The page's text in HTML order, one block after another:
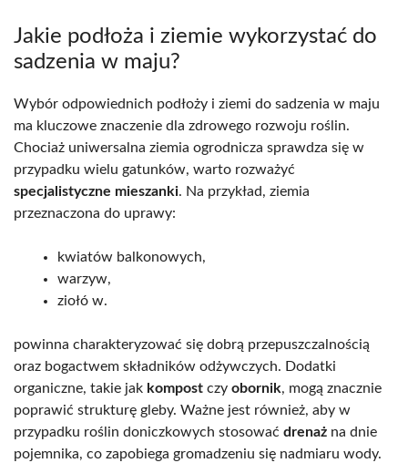
Jakie podłoża i ziemie wykorzystać do
sadzenia w maju?
Wybór odpowiednich podłoży i ziemi do sadzenia w maju
ma kluczowe znaczenie dla zdrowego rozwoju roślin.
Chociaż uniwersalna ziemia ogrodnicza sprawdza się w
przypadku wielu gatunków, warto rozważyć
specjalistyczne mieszanki. Na przykład, ziemia
przeznaczona do uprawy:
kwiatów balkonowych,
warzyw,
ziołó w.
powinna charakteryzować się dobrą przepuszczalnością
oraz bogactwem składników odżywczych. Dodatki
organiczne, takie jak kompost czy obornik, mogą znacznie
poprawić strukturę gleby. Ważne jest również, aby w
przypadku roślin doniczkowych stosować drenaż na dnie
pojemnika, co zapobiega gromadzeniu się nadmiaru wody.